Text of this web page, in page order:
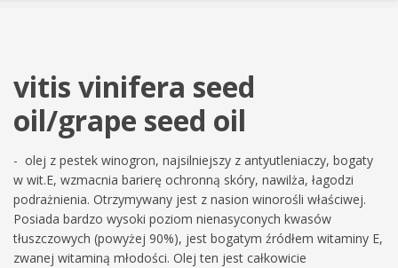
vitis vinifera seed
oil/grape seed oil
- olej z pestek winogron, najsilniejszy z antyutleniaczy, bogaty
w wit.E, wzmacnia barierę ochronną skóry, nawilża, łagodzi
podrażnienia. Otrzymywany jest z nasion winorośli właściwej.
Posiada bardzo wysoki poziom nienasyconych kwasów
tłuszczowych (powyżej 90%), jest bogatym źródłem witaminy E,
zwanej witaminą młodości. Olej ten jest całkowicie